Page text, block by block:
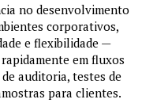
no desenvolvimento
corporativos,
e flexibilidade —
em fluxos
auditoria, testes de
para clientes.